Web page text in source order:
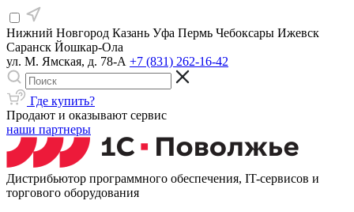
Нижний Новгород Казань Уфа Пермь Чебоксары Ижевск
Саранск Йошкар-Ола
ул. М. Ямская, д. 78-А +7 (831) 262-16-42
Где купить?
Продают и оказывают сервис
наши партнеры
Дистрибьютор программного обеспечения, IT-сервисов и
торгового оборудования